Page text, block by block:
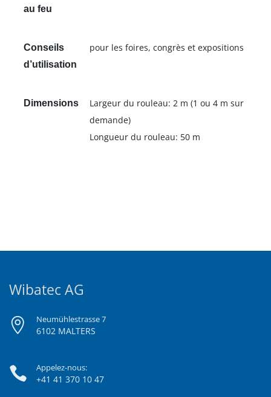
au feu
Conseils
d’utilisation
pour les foires, congrès et expositions
Dimensions
Largeur du rouleau: 2 m (1 ou 4 m sur
demande)
Longueur du rouleau: 50 m
Wibatec AG
Neumühlestrasse 7
6102 MALTERS
Appelez-nous:
+41 41 370 10 47